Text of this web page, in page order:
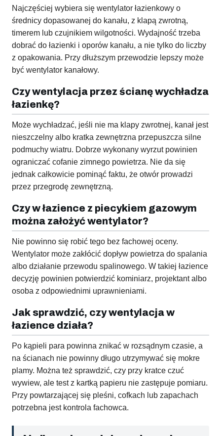
Najczęściej wybiera się wentylator łazienkowy o
średnicy dopasowanej do kanału, z klapą zwrotną,
timerem lub czujnikiem wilgotności. Wydajność trzeba
dobrać do łazienki i oporów kanału, a nie tylko do liczby
z opakowania. Przy dłuższym przewodzie lepszy może
być wentylator kanałowy.
Czy wentylacja przez ścianę wychładza
łazienkę?
Może wychładzać, jeśli nie ma klapy zwrotnej, kanał jest
nieszczelny albo kratka zewnętrzna przepuszcza silne
podmuchy wiatru. Dobrze wykonany wyrzut powinien
ograniczać cofanie zimnego powietrza. Nie da się
jednak całkowicie pominąć faktu, że otwór prowadzi
przez przegrodę zewnętrzną.
Czy w łazience z piecykiem gazowym
można założyć wentylator?
Nie powinno się robić tego bez fachowej oceny.
Wentylator może zakłócić dopływ powietrza do spalania
albo działanie przewodu spalinowego. W takiej łazience
decyzję powinien potwierdzić kominiarz, projektant albo
osoba z odpowiednimi uprawnieniami.
Jak sprawdzić, czy wentylacja w
łazience działa?
Po kąpieli para powinna znikać w rozsądnym czasie, a
na ścianach nie powinny długo utrzymywać się mokre
plamy. Można też sprawdzić, czy przy kratce czuć
wywiew, ale test z kartką papieru nie zastępuje pomiaru.
Przy powtarzającej się pleśni, cofkach lub zapachach
potrzebna jest kontrola fachowca.